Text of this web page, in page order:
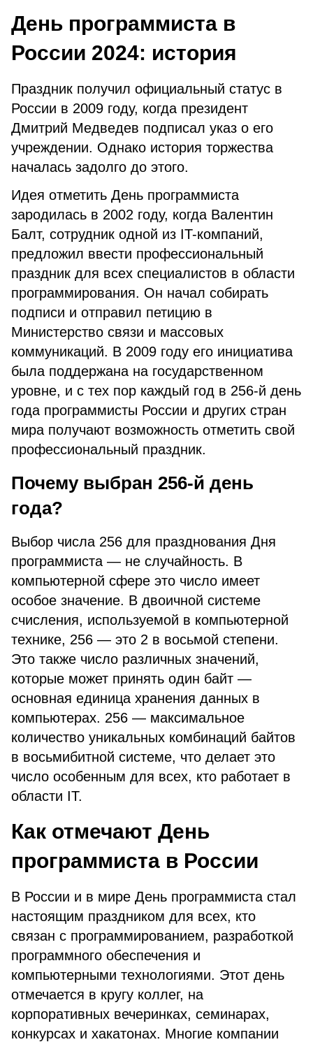
День программиста в
России 2024: история
Праздник получил официальный статус в
России в 2009 году, когда президент
Дмитрий Медведев подписал указ о его
учреждении. Однако история торжества
началась задолго до этого.
Идея отметить День программиста
зародилась в 2002 году, когда Валентин
Балт, сотрудник одной из IT-компаний,
предложил ввести профессиональный
праздник для всех специалистов в области
программирования. Он начал собирать
подписи и отправил петицию в
Министерство связи и массовых
коммуникаций. В 2009 году его инициатива
была поддержана на государственном
уровне, и с тех пор каждый год в 256-й день
года программисты России и других стран
мира получают возможность отметить свой
профессиональный праздник.
Почему выбран 256-й день
года?
Выбор числа 256 для празднования Дня
программиста — не случайность. В
компьютерной сфере это число имеет
особое значение. В двоичной системе
счисления, используемой в компьютерной
технике, 256 — это 2 в восьмой степени.
Это также число различных значений,
которые может принять один байт —
основная единица хранения данных в
компьютерах. 256 — максимальное
количество уникальных комбинаций байтов
в восьмибитной системе, что делает это
число особенным для всех, кто работает в
области IT.
Как отмечают День
программиста в России
В России и в мире День программиста стал
настоящим праздником для всех, кто
связан с программированием, разработкой
программного обеспечения и
компьютерными технологиями. Этот день
отмечается в кругу коллег, на
корпоративных вечеринках, семинарах,
конкурсах и хакатонах. Многие компании